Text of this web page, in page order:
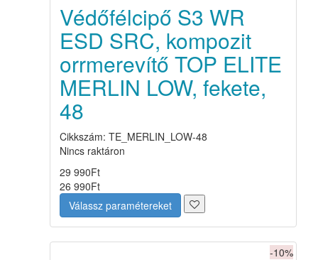
Védőfélcipő S3 WR
ESD SRC, kompozit
orrmerevítő TOP ELITE
MERLIN LOW, fekete,
48
Cikkszám: TE_MERLIN_LOW-48
Nincs raktáron
29 990Ft
26 990Ft
Válassz paramétereket
-10%